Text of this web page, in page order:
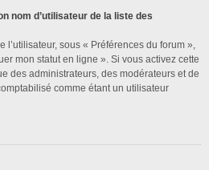
nom d’utilisateur de la liste des
sous « Préférences du forum »,
mon statut en ligne ». Si vous activez cette
des administrateurs, des modérateurs et de
comme étant un utilisateur